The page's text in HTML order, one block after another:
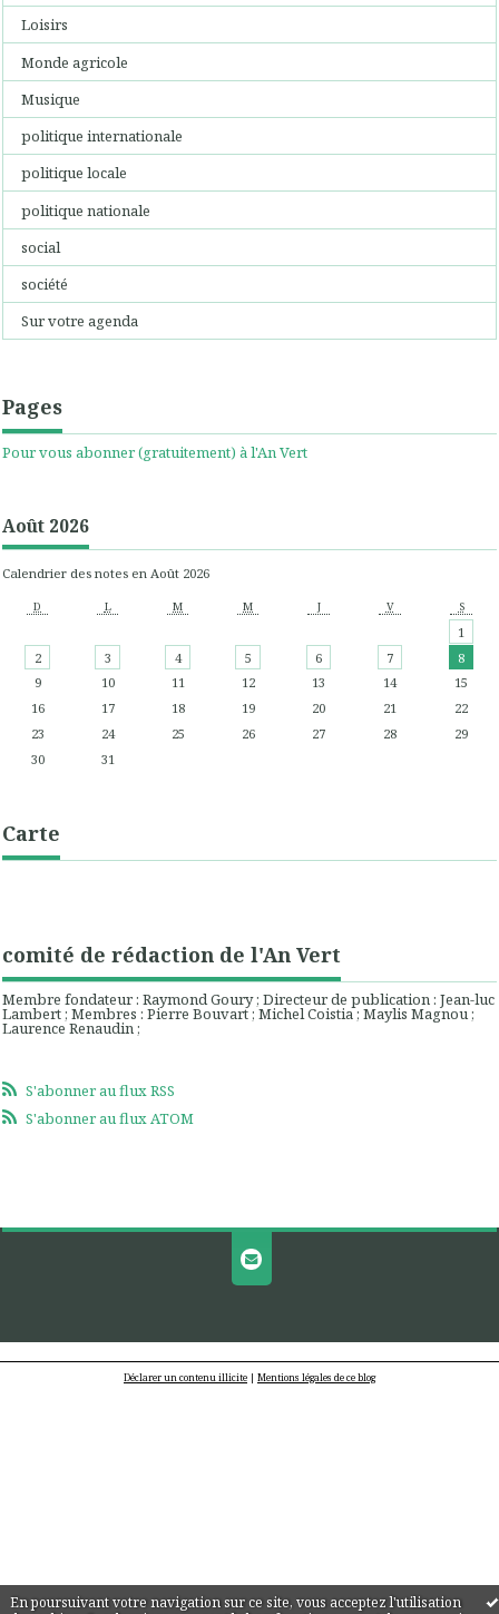
En poursuivant votre navigation sur ce site, vous acceptez l'utilisation
Loisirs
Monde agricole
Musique
politique internationale
politique locale
politique nationale
social
société
Sur votre agenda
Pages
Pour vous abonner (gratuitement) à l'An Vert
Août 2026
Calendrier des notes en Août 2026
D L M M J V S
1
2
3 4 5 6 7
8
9
10 11 12 13 14
15
16
17 18 19 20 21
22
23
24 25 26 27 28
29
30
31
Carte
comité de rédaction de l'An Vert
Membre fondateur : Raymond Goury ; Directeur de publication : Jean-luc
Lambert ; Membres : Pierre Bouvart ; Michel Coistia ; Maylis Magnou ;
Laurence Renaudin ;
S'abonner au flux RSS
S'abonner au flux ATOM
Déclarer un contenu illicite | Mentions légales de ce blog